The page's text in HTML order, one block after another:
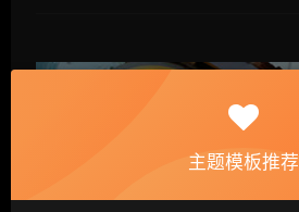
主题模板推荐